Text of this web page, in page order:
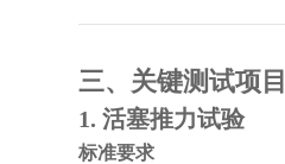
三、关键测试项
1. 活塞推力试验
标准要求